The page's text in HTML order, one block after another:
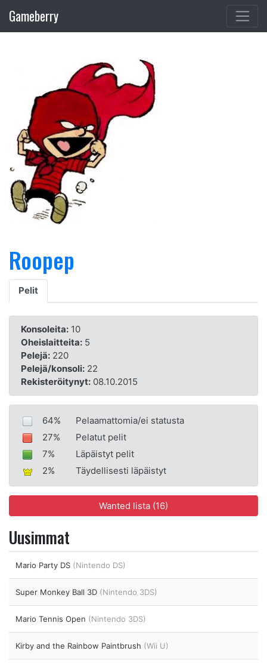
Gameberry
Roopep
Pelit
Konsoleita:10
Oheislaitteita:5
Pelejä:220
Pelejä/konsoli:22
Rekisteröitynyt:08.10.2015
64%
Pelaamattomia/ei statusta
27%
Pelatut pelit
7%
Läpäistyt pelit
2%
Täydellisesti läpäistyt
Wanted lista (16)
Uusimmat
Mario Party DS (Nintendo DS)
Super Monkey Ball 3D (Nintendo 3DS)
Mario Tennis Open (Nintendo 3DS)
Kirby and the Rainbow Paintbrush (Wii U)